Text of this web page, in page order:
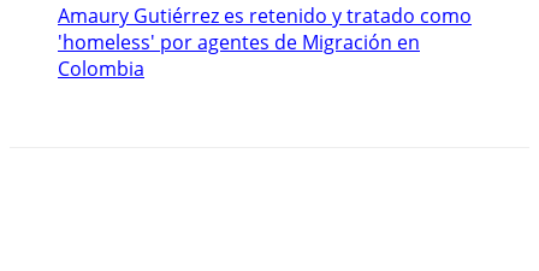
Amaury Gutiérrez es retenido y tratado como
'homeless' por agentes de Migración en
Colombia